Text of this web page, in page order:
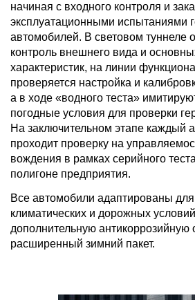
начиная с входного контроля и
эксплуатационными испытаниями
автомобилей. В световом туннеле
контроль внешнего вида и
характеристик, на линии
проверяется настройка и
а в ходе «водного теста»
погодные условия для проверки
На заключительном этапе каждый
проходит проверку на
вождения в рамках серийного
полигоне предприятия.
Все автомобили адаптированы для
климатических и дорожных
дополнительную антикоррозийную
расширенный зимний пакет.